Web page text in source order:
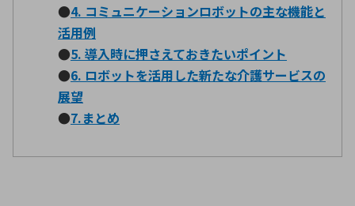
●4. コミュニケーションロボットの主な機能と
活用例
●5. 導入時に押さえておきたいポイント
●6. ロボットを活用した新たな介護サービスの
展望
●7.まとめ